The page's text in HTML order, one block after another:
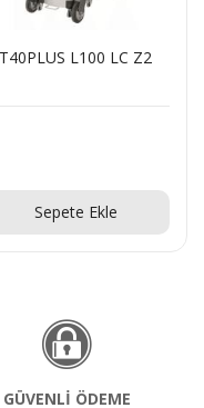
T22PLUS L100 LC Z2
Sepete Ekle
GÜVENLİ ÖDEME